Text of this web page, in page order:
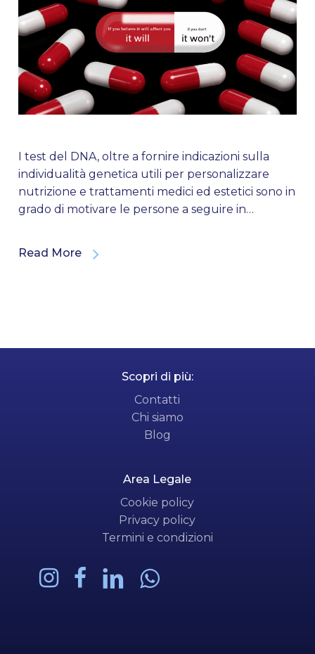
I test del DNA, oltre a fornire indicazioni sulla
individualità genetica utili per personalizzare
nutrizione e trattamenti medici ed estetici sono in
grado di motivare le persone a seguire in…
Read More
Scopri di più:
Contatti
Chi siamo
Blog
Area Legale
Cookie policy
Privacy policy
Termini e condizioni